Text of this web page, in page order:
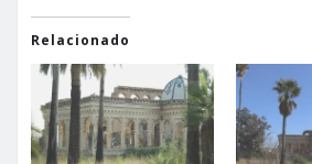
Relacionado